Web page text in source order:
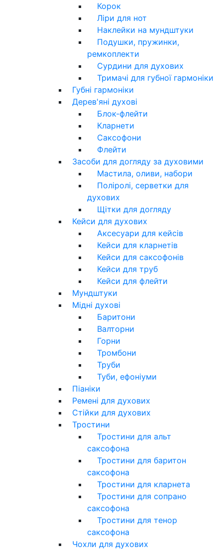
Корок
Ліри для нот
Наклейки на мундштуки
Подушки, пружинки,
ремкоплекти
Сурдини для духових
Тримачі для губної гармоніки
Губні гармоніки
Дерев'яні духові
Блок-флейти
Кларнети
Саксофони
Флейти
Засоби для догляду за духовими
Мастила, оливи, набори
Поліролі, серветки для
духових
Щітки для догляду
Кейси для духових
Аксесуари для кейсів
Кейси для кларнетів
Кейси для саксофонів
Кейси для труб
Кейси для флейти
Мундштуки
Мідні духові
Баритони
Валторни
Горни
Тромбони
Труби
Туби, ефоніуми
Піаніки
Ремені для духових
Стійки для духових
Тростини
Тростини для альт
саксофона
Тростини для баритон
саксофона
Тростини для кларнета
Тростини для сопрано
саксофона
Тростини для тенор
саксофона
Чохли для духових